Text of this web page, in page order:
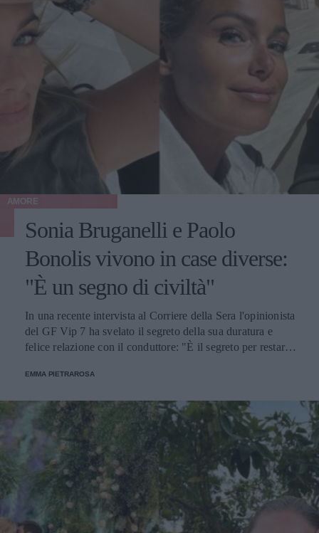
AMORE
Sonia Bruganelli e Paolo
Bonolis vivono in case diverse:
"È un segno di civiltà"
In una recente intervista al Corriere della Sera l'opinionista
del GF Vip 7 ha svelato il segreto della sua duratura e
felice relazione con il conduttore: "È il segreto per restare
EMMA PIETRAROSA